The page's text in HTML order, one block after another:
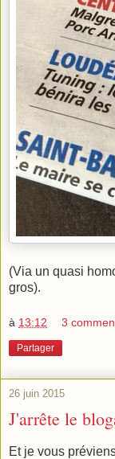
(Via un quasi
gros).
à 13:12 3
Partager
26 juin 2015
J'arrête le
Et je vous